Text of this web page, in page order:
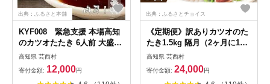
出典：ふるさと本舗
KYF008 緊急支援 本場高知
のカツオたたき 6人前 大盛り
大容量約800g【koyofr】かつ
お、鰹、カツオ、タタキ
【geiseiymt】 〈高知県共通
高知県 芸西村
寄付金額: 12,000円
出典：ふるさとチョイス
《定期便》訳ありカツオのた
たき1.5kg 隔月（2ヶ月に1
回）3回定期便
高知県 芸西村
寄付金額: 24,000円